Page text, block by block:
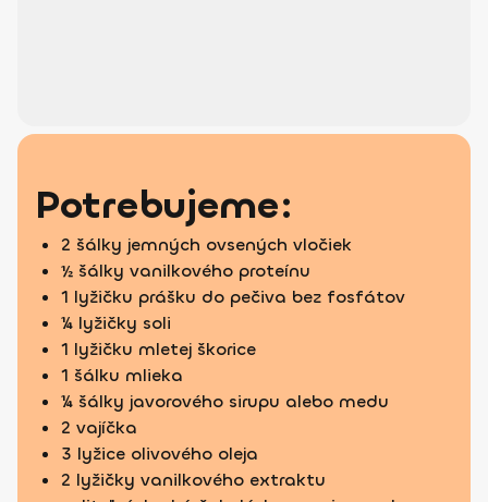
Potrebujeme:
2 šálky jemných ovsených vločiek
½ šálky vanilkového proteínu
1 lyžičku prášku do pečiva bez fosfátov
¼ lyžičky soli
1 lyžičku mletej škorice
1 šálku mlieka
¼ šálky javorového sirupu alebo medu
2 vajíčka
3 lyžice olivového oleja
2 lyžičky vanilkového extraktu